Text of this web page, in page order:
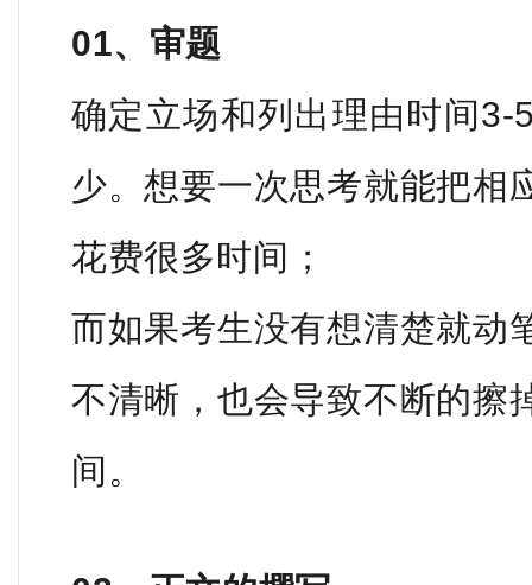
01、审题
确定立场和列出理由时间
少。想要一次思考就能把相
花费很多时间；
而如果考生没有想清楚就动
不清晰，也会导致不断的擦
间。